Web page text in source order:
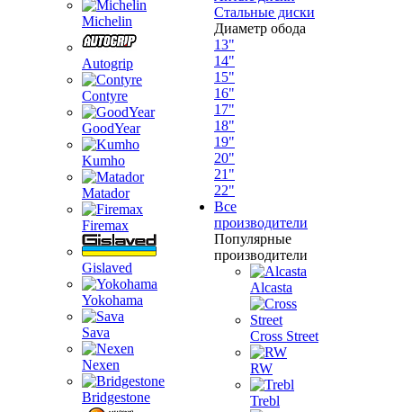
Michelin
Autogrip
Contyre
GoodYear
Kumho
Matador
Firemax
Gislaved
Yokohama
Sava
Nexen
Bridgestone
Стальные диски
Диаметр обода
13"
14"
15"
16"
17"
18"
19"
20"
21"
22"
Все
производители
Популярные
производители
Alcasta
Cross Street
RW
Trebl